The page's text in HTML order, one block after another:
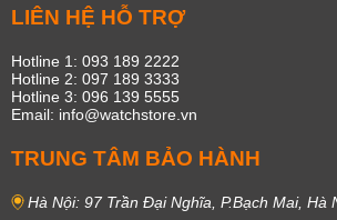
LIÊN HỆ HỖ TRỢ
Hotline 1: 093 189 2222
Hotline 2: 097 189 3333
Hotline 3: 096 139 5555
Email: info@watchstore.vn
TRUNG TÂM BẢO HÀNH
Hà Nội: 97 Trần Đại Nghĩa, P.Bạch Mai, Hà